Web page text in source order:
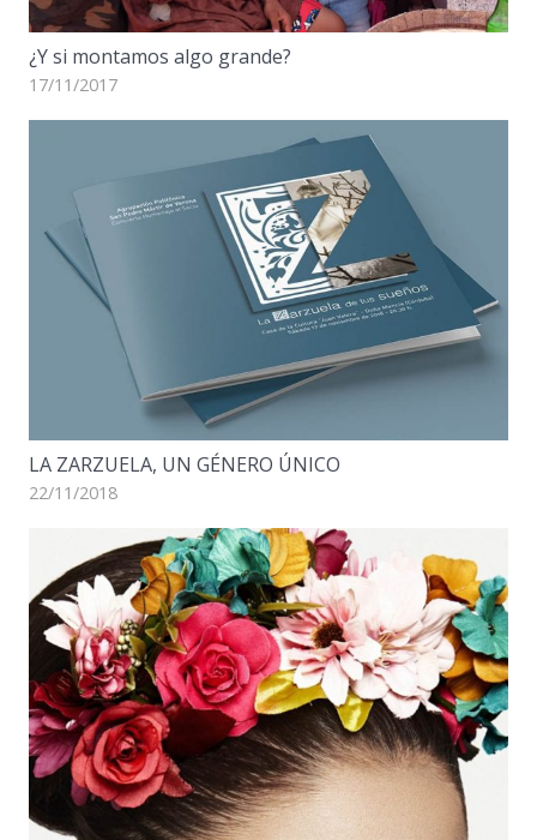
¿Y si montamos algo grande?
17/11/2017
LA ZARZUELA, UN GÉNERO ÚNICO
22/11/2018